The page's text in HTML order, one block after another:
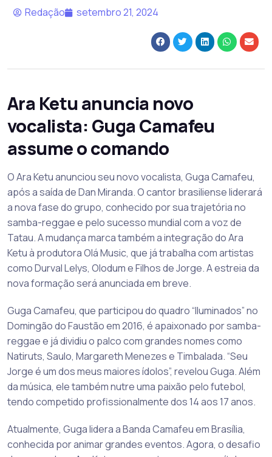
Redação setembro 21, 2024
Ara Ketu anuncia novo
vocalista: Guga Camafeu
assume o comando
O Ara Ketu anunciou seu novo vocalista, Guga Camafeu,
após a saída de Dan Miranda. O cantor brasiliense liderará
a nova fase do grupo, conhecido por sua trajetória no
samba-reggae e pelo sucesso mundial com a voz de
Tatau. A mudança marca também a integração do Ara
Ketu à produtora Olá Music, que já trabalha com artistas
como Durval Lelys, Olodum e Filhos de Jorge. A estreia da
nova formação será anunciada em breve.
Guga Camafeu, que participou do quadro “Iluminados” no
Domingão do Faustão em 2016, é apaixonado por samba-
reggae e já dividiu o palco com grandes nomes como
Natiruts, Saulo, Margareth Menezes e Timbalada. “Seu
Jorge é um dos meus maiores ídolos”, revelou Guga. Além
da música, ele também nutre uma paixão pelo futebol,
tendo competido profissionalmente dos 14 aos 17 anos.
Atualmente, Guga lidera a Banda Camafeu em Brasília,
conhecida por animar grandes eventos. Agora, o desafio